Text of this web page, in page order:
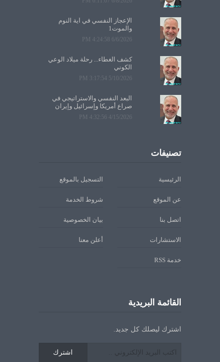
الإعجاز النفسي في آية النوم
والموت1
6/6/2026 4:24:58 PM
كشف الغطاء... رحلة ميلاد الوعي
الكوني
5/10/2026 3:17:54 PM
البعد النفسي والاستراتيجي في
صراع أمريكا وإسرائيل وإيران
4/15/2026 4:32:56 PM
تصنيفات
الرئيسية التسجيل بالموقع
عن الموقع شروط الخدمة
اتصل بنا بيان الخصوصية
الاستشارات أعلن معنا
خدمة RSS
القائمة البريدية
اشترك ليصلك كل جديد.
اشترك